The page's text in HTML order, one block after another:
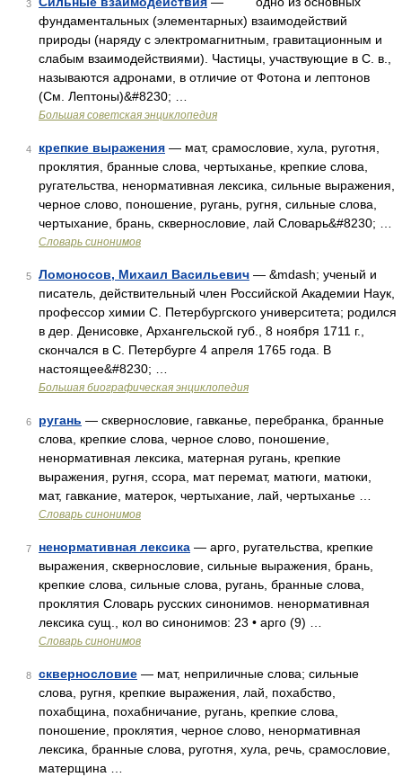
3
фундаментальных (элементарных) взаимодействий
природы (наряду с электромагнитным, гравитационным и
слабым взаимодействиями). Частицы, участвующие в С. в.,
называются адронами, в отличие от Фотона и лептонов
(См. Лептоны)&#8230; …
Большая советская энциклопедия
4 крепкие выражения — мат, срамословие, хула, руготня,
проклятия, бранные слова, чертыханье, крепкие слова,
ругательства, ненормативная лексика, сильные выражения,
черное слово, поношение, ругань, ругня, сильные слова,
чертыхание, брань, сквернословие, лай Словарь&#8230; …
Словарь синонимов
5 Ломоносов, Михаил Васильевич — &mdash; ученый и
писатель, действительный член Российской Академии Наук,
профессор химии С. Петербургского университета; родился
в дер. Денисовке, Архангельской губ., 8 ноября 1711 г.,
скончался в С. Петербурге 4 апреля 1765 года. В
настоящее&#8230; …
Большая биографическая энциклопедия
6 ругань — сквернословие, гавканье, перебранка, бранные
слова, крепкие слова, черное слово, поношение,
ненормативная лексика, матерная ругань, крепкие
выражения, ругня, ссора, мат перемат, матюги, матюки,
мат, гавкание, матерок, чертыхание, лай, чертыханье …
Словарь синонимов
7 ненормативная лексика — арго, ругательства, крепкие
выражения, сквернословие, сильные выражения, брань,
крепкие слова, сильные слова, ругань, бранные слова,
проклятия Словарь русских синонимов. ненормативная
лексика сущ., кол во синонимов: 23 • арго (9) …
Словарь синонимов
8 сквернословие — мат, неприличные слова; сильные
слова, ругня, крепкие выражения, лай, похабство,
похабщина, похабничание, ругань, крепкие слова,
поношение, проклятия, черное слово, ненормативная
лексика, бранные слова, руготня, хула, речь, срамословие,
матерщина …